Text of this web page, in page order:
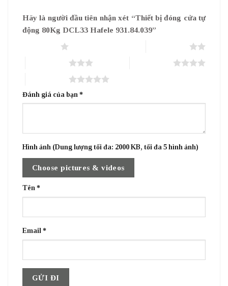
Hãy là người đầu tiên nhận xét “Thiết bị đóng cửa tự
động 80Kg DCL33 Hafele 931.84.039”
Đánh giá của bạn *
Hình ảnh (Dung lượng tối đa: 2000 KB, tối đa 5 hình ảnh)
Choose pictures & videos
Tên *
Email *